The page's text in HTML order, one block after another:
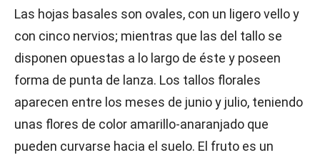
Las hojas basales son ovales, con un ligero vello y
con cinco nervios; mientras que las del tallo se
disponen opuestas a lo largo de éste y poseen
forma de punta de lanza. Los tallos florales
aparecen entre los meses de junio y julio, teniendo
unas flores de color amarillo-anaranjado que
pueden curvarse hacia el suelo. El fruto es un